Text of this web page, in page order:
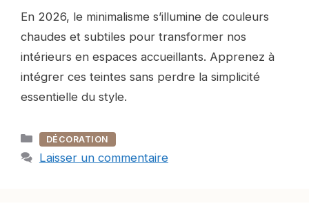
En 2026, le minimalisme s’illumine de couleurs
chaudes et subtiles pour transformer nos
intérieurs en espaces accueillants. Apprenez à
intégrer ces teintes sans perdre la simplicité
essentielle du style.
Catégories
DÉCORATION
Laisser un commentaire